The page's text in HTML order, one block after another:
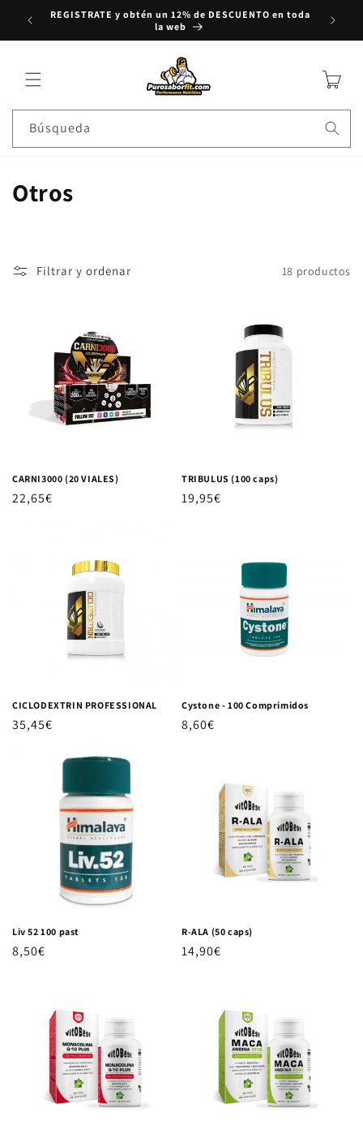
al contenido
REGISTRATE y obtén un 12% de DESCUENTO en toda
la web
Carrito
Búsqueda
Colección:
Otros
Filtrar y ordenar 18 productos
CARNI3000 (20 VIALES)
Precio habitual
22,65€
TRIBULUS (100 caps)
Precio habitual
19,95€
CICLODEXTRIN PROFESSIONAL
Precio habitual
35,45€
Cystone - 100 Comprimidos
Precio habitual
8,60€
Liv 52 100 past
Precio habitual
8,50€
R-ALA (50 caps)
Precio habitual
14,90€